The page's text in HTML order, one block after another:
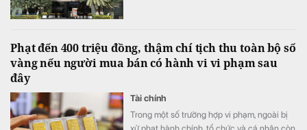
Phạt đến 400 triệu đồng, thậm chí tịch thu toàn bộ số
vàng nếu người mua bán có hành vi vi phạm sau
đây
Tài chính
Trong một số trường hợp vi phạm, ngoài bị